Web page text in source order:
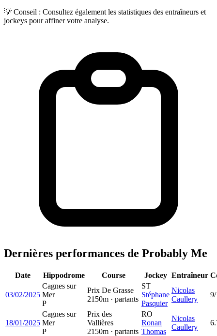
💡 Conseil : Consultez également les statistiques des entraîneurs et
jockeys pour affiner votre analyse.
Dernières performances de Probably Me
Date Hippodrome Course Jockey Entraîneur
03/02/2025
Cagnes sur
Mer
P
Prix De Grasse
2150m · partants
ST
Stéphane
Pasquier
Nicolas
Caullery
18/01/2025
Cagnes sur
Mer
P
Prix des
Vallières
2150m · partants
RO
Ronan
Thomas
Nicolas
Caullery